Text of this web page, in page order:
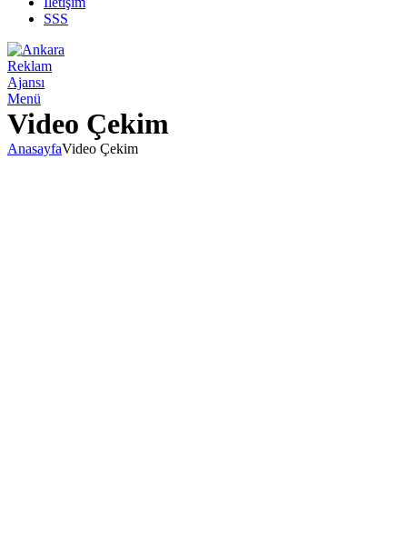
SSS
Menü
Video Çekim
AnasayfaVideo Çekim